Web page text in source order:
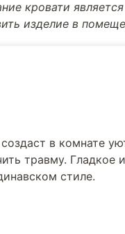
кровати
изделие в
в комнате
травму.
стиле.